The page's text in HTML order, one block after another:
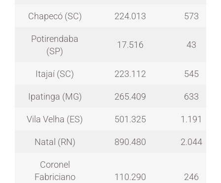
Chapecó (SC) 224.013 573
Potirendaba
(SP)
17.516 43
Itajaí (SC) 223.112 545
Ipatinga (MG) 265.409 633
Vila Velha (ES) 501.325 1.191
Natal (RN) 890.480 2.044
Coronel
Fabriciano
110.290 246